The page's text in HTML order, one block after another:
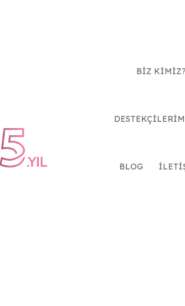
BİZ KİMİZ?
BLOG